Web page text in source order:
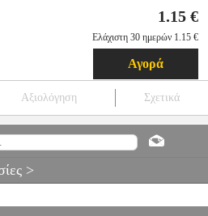
1.15 €
Ελάχιστη 30 ημερών 1.15 €
Αγορά
Αξιολόγηση Σχετικά
ΣΤΥΛΟ PILOT G-1 0.7 ΜΑΥΡΟ
>